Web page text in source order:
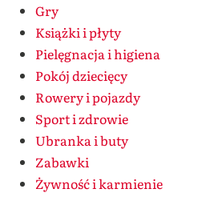
Gry
Książki i płyty
Pielęgnacja i higiena
Pokój dziecięcy
Rowery i pojazdy
Sport i zdrowie
Ubranka i buty
Zabawki
Żywność i karmienie